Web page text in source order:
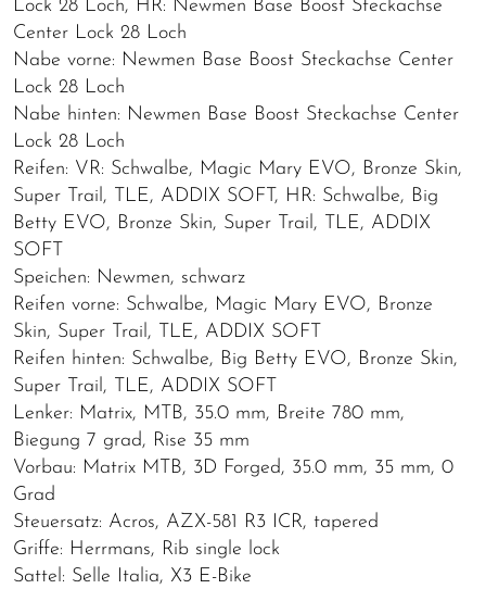
Lock 28 Loch, HR: Newmen Base Boost Steckachse
Center Lock 28 Loch
Nabe vorne: Newmen Base Boost Steckachse Center
Lock 28 Loch
Nabe hinten: Newmen Base Boost Steckachse Center
Lock 28 Loch
Reifen: VR: Schwalbe, Magic Mary EVO, Bronze Skin,
Super Trail, TLE, ADDIX SOFT, HR: Schwalbe, Big
Betty EVO, Bronze Skin, Super Trail, TLE, ADDIX
SOFT
Speichen: Newmen, schwarz
Reifen vorne: Schwalbe, Magic Mary EVO, Bronze
Skin, Super Trail, TLE, ADDIX SOFT
Reifen hinten: Schwalbe, Big Betty EVO, Bronze Skin,
Super Trail, TLE, ADDIX SOFT
Lenker: Matrix, MTB, 35.0 mm, Breite 780 mm,
Biegung 7 grad, Rise 35 mm
Vorbau: Matrix MTB, 3D Forged, 35.0 mm, 35 mm, 0
Grad
Steuersatz: Acros, AZX-581 R3 ICR, tapered
Griffe: Herrmans, Rib single lock
Sattel: Selle Italia, X3 E-Bike